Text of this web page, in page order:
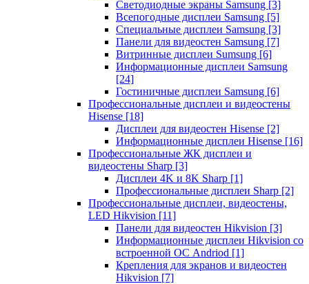
Светодиодные экраны Samsung [3]
Всепогодные дисплеи Samsung [5]
Специальные дисплеи Samsung [3]
Панели для видеостен Samsung [7]
Витринные дисплеи Sumsung [6]
Информационные дисплеи Samsung
[24]
Гостиничные дисплеи Samsung [6]
Профессиональные дисплеи и видеостены
Hisense [18]
Дисплеи для видеостен Hisense [2]
Информационные дисплеи Hisense [16]
Профессиональные ЖК дисплеи и
видеостены Sharp [3]
Дисплеи 4K и 8K Sharp [1]
Профессиональные дисплеи Sharp [2]
Профессиональные дисплеи, видеостены,
LED Hikvision [11]
Панели для видеостен Hikvision [3]
Информационные дисплеи Hikvision со
встроенной ОС Andriod [1]
Крепления для экранов и видеостен
Hikvision [7]